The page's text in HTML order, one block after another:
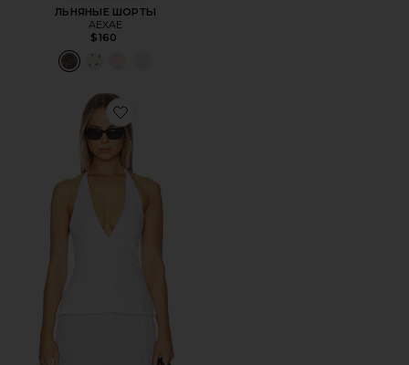
ЛЬНЯНЫЕ ШОРТЫ
AEXAE
$160
Favorite ТОП ХОЛТЕР